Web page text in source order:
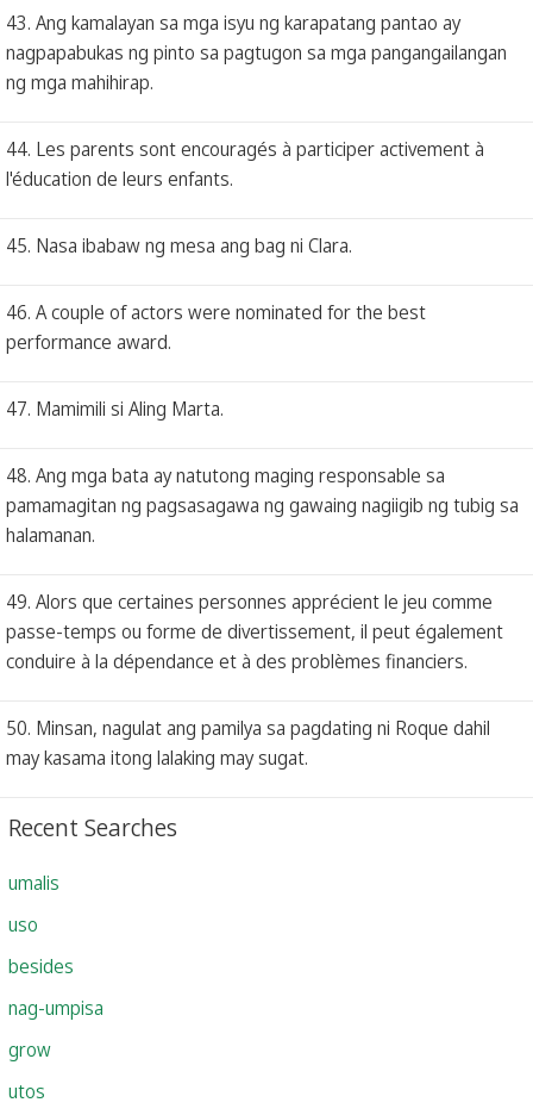
43. Ang kamalayan sa mga isyu ng karapatang pantao ay
nagpapabukas ng pinto sa pagtugon sa mga pangangailangan
ng mga mahihirap.
44. Les parents sont encouragés à participer activement à
l'éducation de leurs enfants.
45. Nasa ibabaw ng mesa ang bag ni Clara.
46. A couple of actors were nominated for the best
performance award.
47. Mamimili si Aling Marta.
48. Ang mga bata ay natutong maging responsable sa
pamamagitan ng pagsasagawa ng gawaing nagiigib ng tubig sa
halamanan.
49. Alors que certaines personnes apprécient le jeu comme
passe-temps ou forme de divertissement, il peut également
conduire à la dépendance et à des problèmes financiers.
50. Minsan, nagulat ang pamilya sa pagdating ni Roque dahil
may kasama itong lalaking may sugat.
Recent Searches
umalis
uso
besides
nag-umpisa
grow
utos